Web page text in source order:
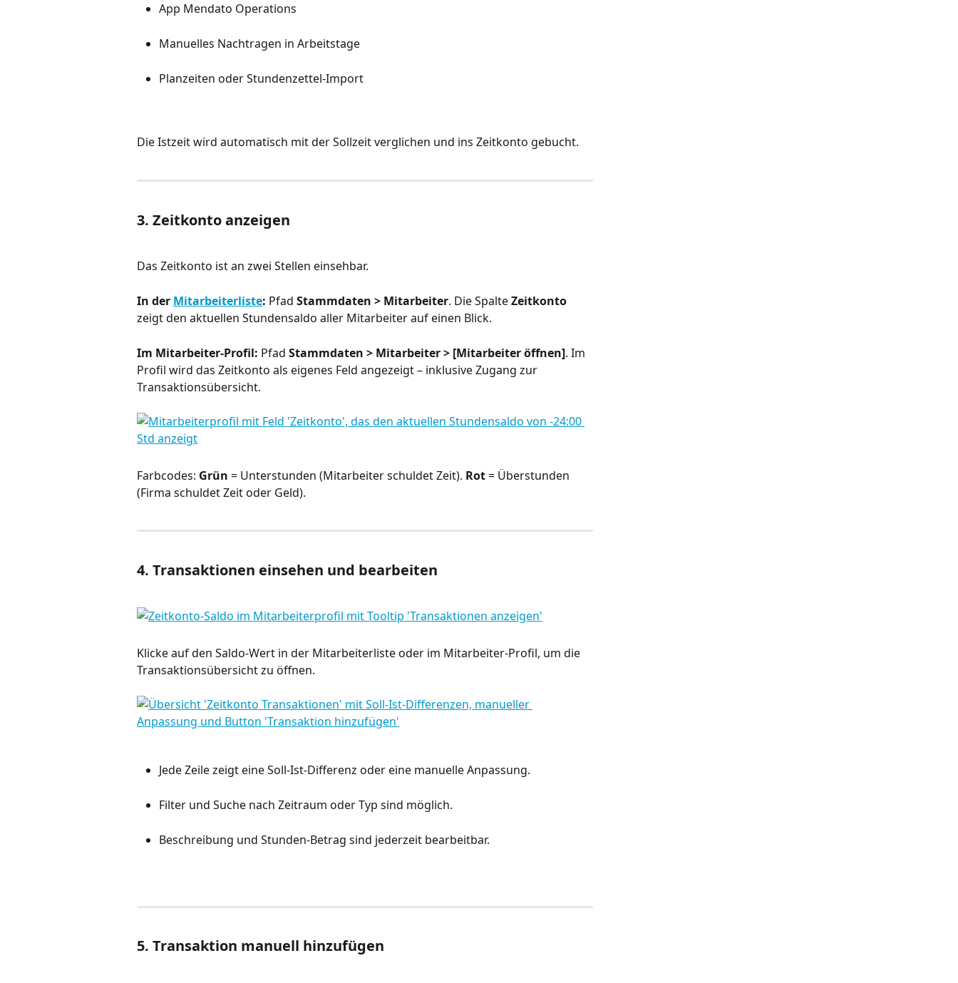
App Mendato Operations
Manuelles Nachtragen in Arbeitstage
Planzeiten oder Stundenzettel-Import
Die Istzeit wird automatisch mit der Sollzeit verglichen und ins Zeitkonto gebucht.
3. Zeitkonto anzeigen
Das Zeitkonto ist an zwei Stellen einsehbar.
In der Mitarbeiterliste: Pfad Stammdaten > Mitarbeiter. Die Spalte Zeitkonto
zeigt den aktuellen Stundensaldo aller Mitarbeiter auf einen Blick.
Im Mitarbeiter-Profil: Pfad Stammdaten > Mitarbeiter > [Mitarbeiter öffnen]. Im
Profil wird das Zeitkonto als eigenes Feld angezeigt – inklusive Zugang zur
Transaktionsübersicht.
Farbcodes: Grün = Unterstunden (Mitarbeiter schuldet Zeit). Rot = Überstunden
(Firma schuldet Zeit oder Geld).
4. Transaktionen einsehen und bearbeiten
Klicke auf den Saldo-Wert in der Mitarbeiterliste oder im Mitarbeiter-Profil, um die
Transaktionsübersicht zu öffnen.
Jede Zeile zeigt eine Soll-Ist-Differenz oder eine manuelle Anpassung.
Filter und Suche nach Zeitraum oder Typ sind möglich.
Beschreibung und Stunden-Betrag sind jederzeit bearbeitbar.
5. Transaktion manuell hinzufügen